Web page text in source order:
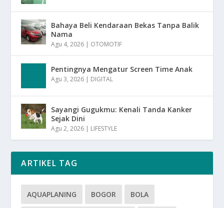
Bahaya Beli Kendaraan Bekas Tanpa Balik
Nama
Agu 4, 2026 | OTOMOTIF
Pentingnya Mengatur Screen Time Anak
Agu 3, 2026 | DIGITAL
Sayangi Gugukmu: Kenali Tanda Kanker
Sejak Dini
Agu 2, 2026 | LIFESTYLE
ARTIKEL TAG
AQUAPLANING BOGOR BOLA